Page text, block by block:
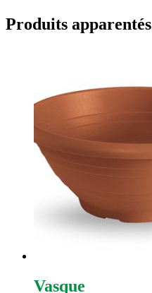
Produits apparentés
Vasque